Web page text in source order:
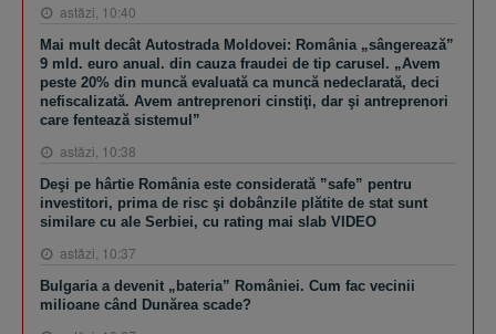
astăzi, 10:40
Mai mult decât Autostrada Moldovei: România „sângerează”
9 mld. euro anual. din cauza fraudei de tip carusel. „Avem
peste 20% din muncă evaluată ca muncă nedeclarată, deci
nefiscalizată. Avem antreprenori cinstiţi, dar şi antreprenori
care fentează sistemul”
astăzi, 10:38
Deşi pe hârtie România este considerată ”safe” pentru
investitori, prima de risc şi dobânzile plătite de stat sunt
similare cu ale Serbiei, cu rating mai slab VIDEO
astăzi, 10:37
Bulgaria a devenit „bateria” României. Cum fac vecinii
milioane când Dunărea scade?